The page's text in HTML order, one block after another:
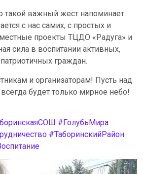
такой важный жест напоминает
с нас самих, с простых и
проекты ТЦДО «Радуга» и
сила в воспитании активных,
граждан.
и организаторам! Пусть над
будет только мирное небо!
#ГолубьМира
#ТаборинскийРайон